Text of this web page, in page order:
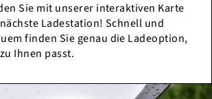
Sie mit unserer interaktiven Karte
Ladestation! Schnell und
finden Sie genau die Ladeoption,
Ihnen passt.